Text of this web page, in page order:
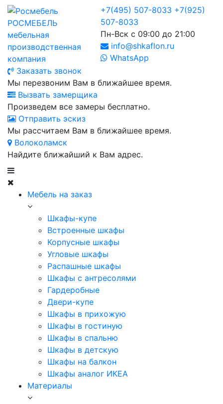
РОСМЕБЕЛЬ
мебельная
производственная
компания
+7(495) 507-8033 +7(925)
507-8033
Пн-Вск с 09:00 до 21:00
info@shkaflon.ru
WhatsApp
Заказать звонок
Мы перезвоним Вам в ближайшее время.
Вызвать замерщика
Произведем все замеры бесплатно.
Отправить эскиз
Мы рассчитаем Вам в ближайшее время.
Волоколамск
Найдите ближайший к Вам адрес.
Мебель на заказ
Шкафы-купе
Встроенные шкафы
Корпусные шкафы
Угловые шкафы
Распашные шкафы
Шкафы с антресолями
Гардеробные
Двери-купе
Шкафы в прихожую
Шкафы в гостиную
Шкафы в спальню
Шкафы в детскую
Шкафы на балкон
Шкафы аналог ИКЕА
Материалы